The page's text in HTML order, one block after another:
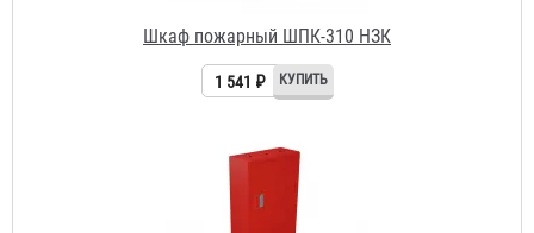
2 882 ₽